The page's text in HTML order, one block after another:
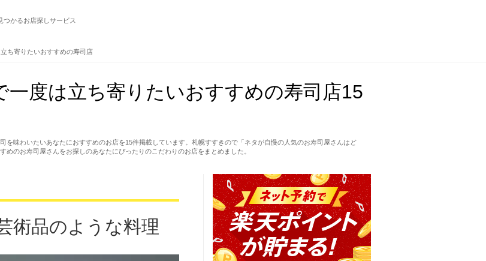
つかるお店探しサービス
ち寄りたいおすすめの寿司店
一度は立ち寄りたいおすすめの寿司店15
を味わいたいあなたにおすすめのお店を15件掲載しています。札幌すすきので「ネタが自慢の人気のお寿司屋さんはど
のお寿司屋さんをお探しのあなたにぴったりのこだわりのお店をまとめました。
術品のような料理